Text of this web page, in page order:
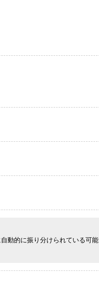
動的に振り分けられている可能